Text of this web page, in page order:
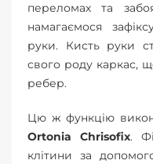
переломах та
намагаємося
руки. Кисть руки
свого роду каркас,
ребер.
Цю ж функцію
Ortonia Chrisofix.
клітини за